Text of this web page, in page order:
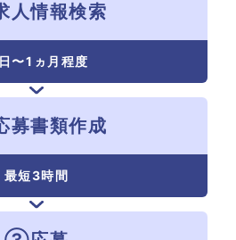
情報検索
〜1ヵ月程度
書類作成
最短3時間